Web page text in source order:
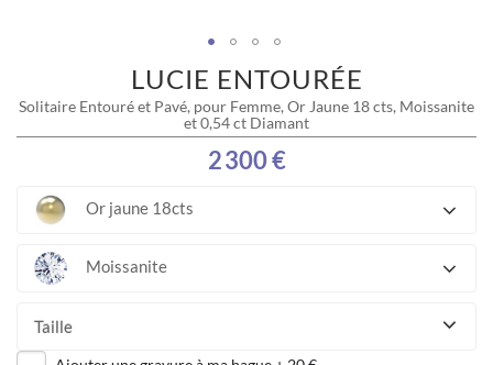
LUCIE ENTOURÉE
Solitaire Entouré et Pavé, pour Femme, Or Jaune 18 cts, Moissanite
et 0,54 ct Diamant
2 300 €
Or jaune 18cts
Moissanite
Taille
the
beginning
images
gallery